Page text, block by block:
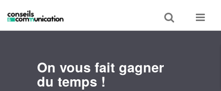
Toggle
search
Toggle
On vous fait gagner
du temps !